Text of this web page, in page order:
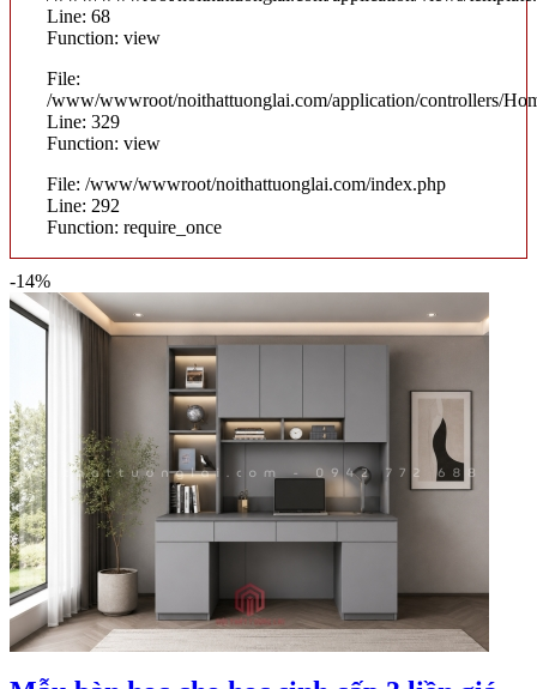
Line: 68
Function: view
File:
/www/wwwroot/noithattuonglai.com/application/controllers/
Line: 329
Function: view
File: /www/wwwroot/noithattuonglai.com/index.php
Line: 292
Function: require_once
-14%